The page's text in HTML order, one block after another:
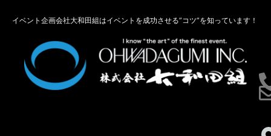
イベント企画会社大和田組はイベントを成功させる”コツ”を知っています！